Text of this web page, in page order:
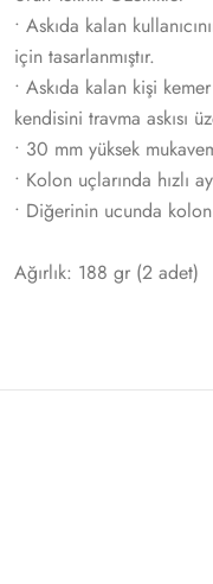
• Askıda kalan
için tasarlanmıştır.
• Askıda kalan kişi
kendisini travma askısı
• 30 mm yüksek
• Kolon uçlarında hızlı
• Diğerinin ucunda
Ağırlık: 188 gr (2 adet)